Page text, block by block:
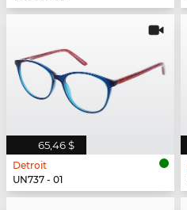
65,46 $
Detroit
UN737 - 01